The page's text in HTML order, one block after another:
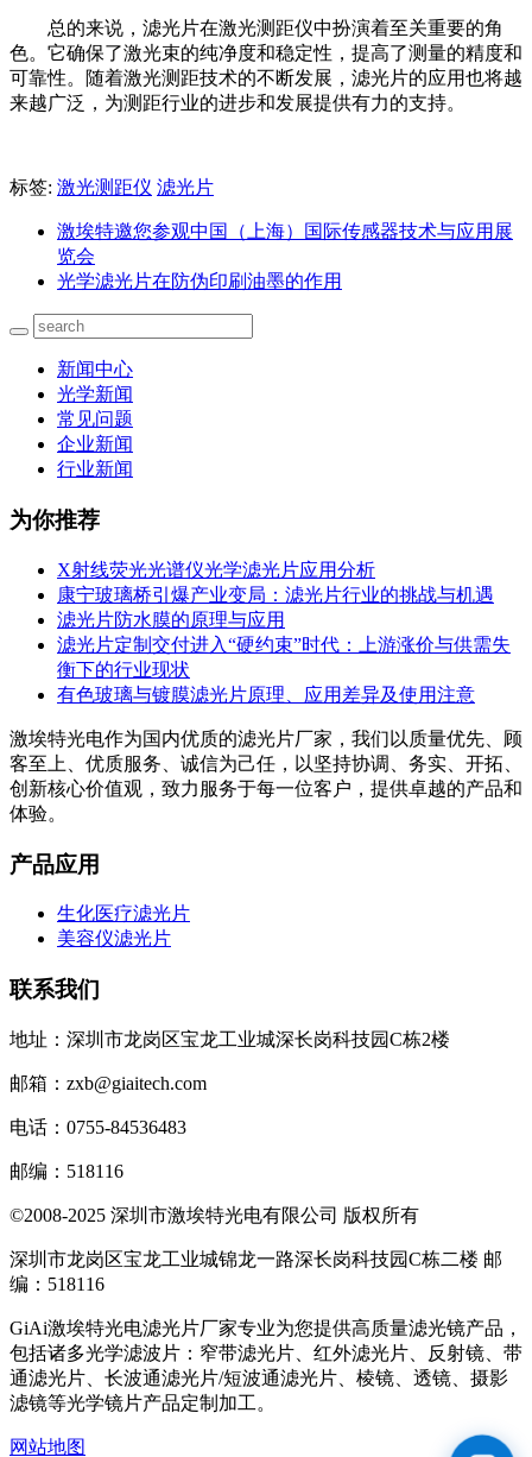
总的来说，滤光片在激光测距仪中扮演着至关重要的角
色。它确保了激光束的纯净度和稳定性，提高了测量的精度和
可靠性。随着激光测距技术的不断发展，滤光片的应用也将越
来越广泛，为测距行业的进步和发展提供有力的支持。
标签: 激光测距仪 滤光片
激埃特邀您参观中国（上海）国际传感器技术与应用展
览会
光学滤光片在防伪印刷油墨的作用
新闻中心
光学新闻
常见问题
企业新闻
行业新闻
为你推荐
X射线荧光光谱仪光学滤光片应用分析
康宁玻璃桥引爆产业变局：滤光片行业的挑战与机遇
滤光片防水膜的原理与应用
滤光片定制交付进入“硬约束”时代：上游涨价与供需失
衡下的行业现状
有色玻璃与镀膜滤光片原理、应用差异及使用注意
激埃特光电作为国内优质的滤光片厂家，我们以质量优先、顾
客至上、优质服务、诚信为己任，以坚持协调、务实、开拓、
创新核心价值观，致力服务于每一位客户，提供卓越的产品和
体验。
产品应用
生化医疗滤光片
美容仪滤光片
联系我们
地址：深圳市龙岗区宝龙工业城深长岗科技园C栋2楼
邮箱：zxb@giaitech.com
电话：0755-84536483
邮编：518116
©2008-2025 深圳市激埃特光电有限公司 版权所有
深圳市龙岗区宝龙工业城锦龙一路深长岗科技园C栋二楼 邮
编：518116
GiAi激埃特光电滤光片厂家专业为您提供高质量滤光镜产品，
包括诸多光学滤波片：窄带滤光片、红外滤光片、反射镜、带
通滤光片、长波通滤光片/短波通滤光片、棱镜、透镜、摄影
滤镜等光学镜片产品定制加工。
网站地图